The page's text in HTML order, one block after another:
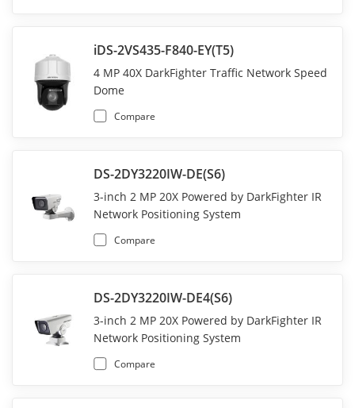
iDS-2VS435-F840-EY(T5)
4 MP 40X DarkFighter Traffic Network Speed
Dome
Compare
DS-2DY3220IW-DE(S6)
3-inch 2 MP 20X Powered by DarkFighter IR
Network Positioning System
Compare
DS-2DY3220IW-DE4(S6)
3-inch 2 MP 20X Powered by DarkFighter IR
Network Positioning System
Compare